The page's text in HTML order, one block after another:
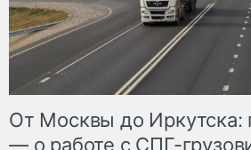
От Москвы до Иркутска:
— о работе с СПГ-